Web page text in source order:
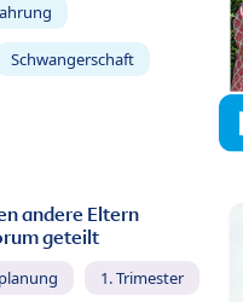
Schwangerschaft
andere Eltern
geteilt
1. Trimester